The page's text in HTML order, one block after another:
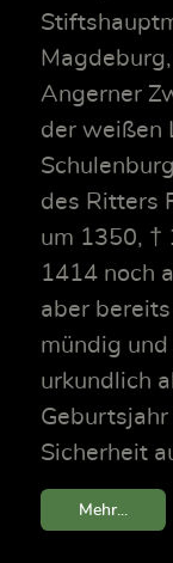
Angerner
der weißen
des Ritters
um 1350, †
1414 noch
aber
mündig
urkundlich
Sicherheit
Mehr...